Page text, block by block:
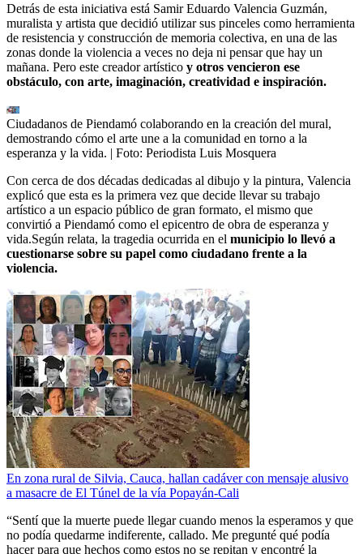
Detrás de esta iniciativa está Samir Eduardo Valencia Guzmán,
muralista y artista que decidió utilizar sus pinceles como herramienta
de resistencia y construcción de memoria colectiva, en una de las
zonas donde la violencia a veces no deja ni pensar que hay un
mañana. Pero este creador artístico y otros vencieron ese
obstáculo, con arte, imaginación, creatividad e inspiración.
Ciudadanos de Piendamó colaborando en la creación del mural,
demostrando cómo el arte une a la comunidad en torno a la
esperanza y la vida. | Foto: Periodista Luis Mosquera
Con cerca de dos décadas dedicadas al dibujo y la pintura, Valencia
explicó que esta es la primera vez que decide llevar su trabajo
artístico a un espacio público de gran formato, el mismo que
convirtió a Piendamó como el epicentro de obra de esperanza y
vida.Según relata, la tragedia ocurrida en el municipio lo llevó a
cuestionarse sobre su papel como ciudadano frente a la
violencia.
En zona rural de Silvia, Cauca, hallan cadáver con mensaje alusivo
a masacre de El Túnel de la vía Popayán-Cali
“Sentí que la muerte puede llegar cuando menos la esperamos y que
no podía quedarme indiferente, callado. Me pregunté qué podía
hacer para que hechos como estos no se repitan y encontré la